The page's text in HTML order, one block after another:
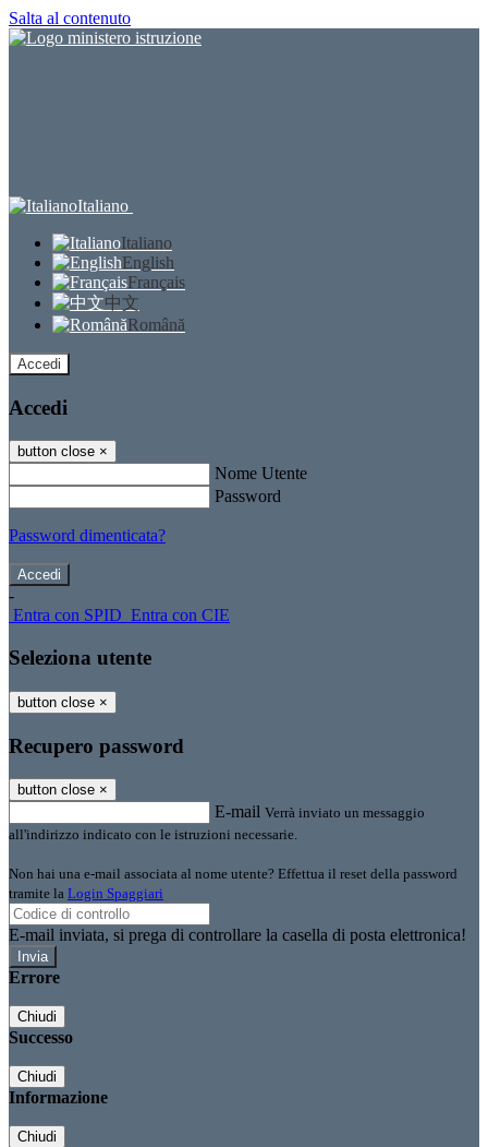
Salta al contenuto
Italiano
Italiano
English
Français
中文
Română
Accedi
Accedi
button close ×
Nome Utente
Password
Password dimenticata?
-
Entra con SPID Entra con CIE
Seleziona utente
button close ×
Recupero password
button close ×
E-mail Verrà inviato un messaggio
all'indirizzo indicato con le istruzioni necessarie.
Non hai una e-mail associata al nome utente? Effettua il reset della password
tramite la Login Spaggiari
E-mail inviata, si prega di controllare la casella di posta elettronica!
Errore
Chiudi
Successo
Chiudi
Informazione
Chiudi